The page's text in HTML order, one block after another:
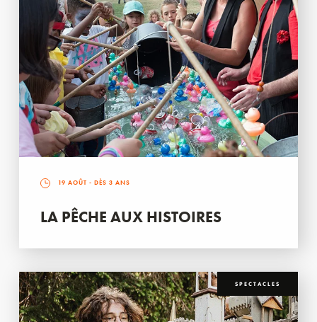
19 AOÛT - DÈS 3 ANS
LA PÊCHE AUX HISTOIRES
SPECTACLES